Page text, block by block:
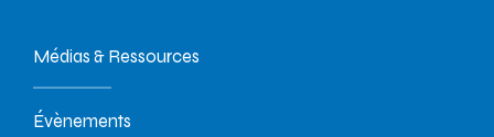
Médias & Ressources
Évènements